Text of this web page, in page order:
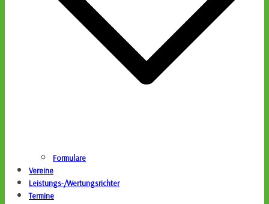
Formulare
Vereine
Leistungs-/Wertungsrichter
Termine